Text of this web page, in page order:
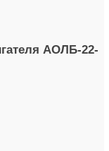
АОЛБ-22-